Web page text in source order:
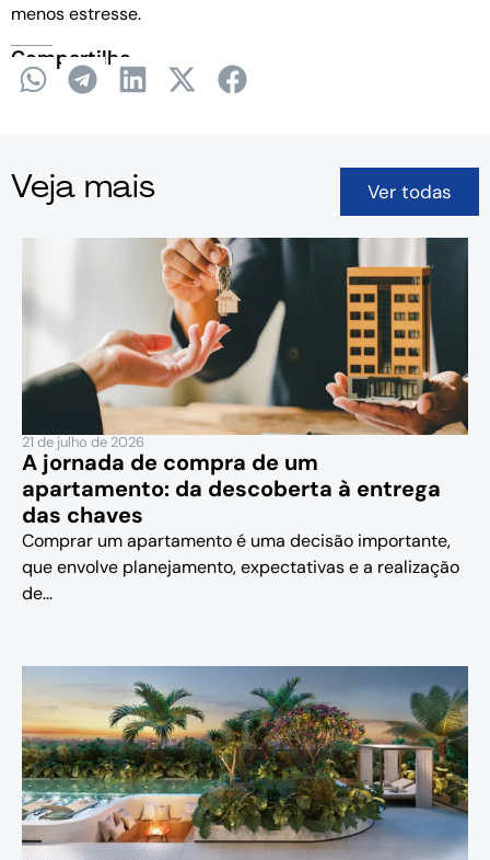
menos estresse.
Compartilhe
Veja mais Ver todas
21 de julho de 2026
A jornada de compra de um
apartamento: da descoberta à entrega
das chaves
Comprar um apartamento é uma decisão importante,
que envolve planejamento, expectativas e a realização
de...